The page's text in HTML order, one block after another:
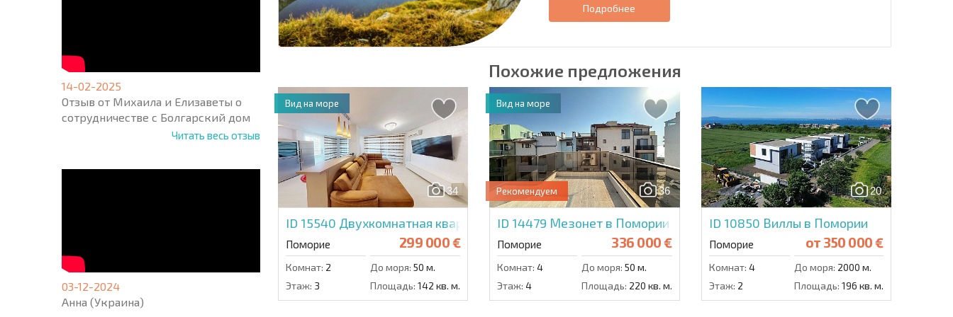
14-02-2025
Отзыв от Михаила и Елизаветы о
сотрудничестве с Болгарский дом
Читать весь отзыв
03-12-2024
Анна (Украина)
Подробнее
Похожие предложения
34
ID 15540 Двухкомнатная квартира в Пенелопа Палас
Поморие 299 000 €
Комнат: 2 До моря: 50 м.
Этаж: 3 Площадь: 142 кв. м.
Вид на море
36
Рекомендуем
ID 14479 Мезонет в Помории
Поморие 336 000 €
Комнат: 4 До моря: 50 м.
Этаж: 4 Площадь: 220 кв. м.
Вид на море
20
ID 10850 Виллы в Помории
Поморие от 350 000 €
Комнат: 4 До моря: 2000 м.
Этаж: 2 Площадь: 196 кв. м.